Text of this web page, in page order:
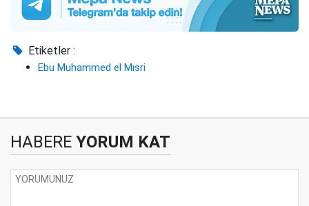
Etiketler :
Ebu Muhammed el Mısri
HABERE YORUM KAT